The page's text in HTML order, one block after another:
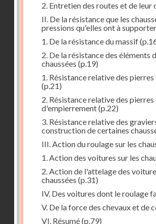
2. Entretien des routes et de leur
II. De la résistance que les
pressions qu'elles ont à supporter
1. De la résistance du massif
2. De la résistance des éléments
chaussées (p.19)
1. Résistance relative des pierres
(p.21)
2. Résistance relative des pierres
d'empierrement(p.22)
3. Résistance relative des
construction de certaines
III. Action du roulage sur les
1. Action des voitures sur les
2. Action de l'attelage des
chaussées (p.31)
IV. Des voitures dont le roulage
V. De la force des chevaux et de
VI. Résumé(p.79)